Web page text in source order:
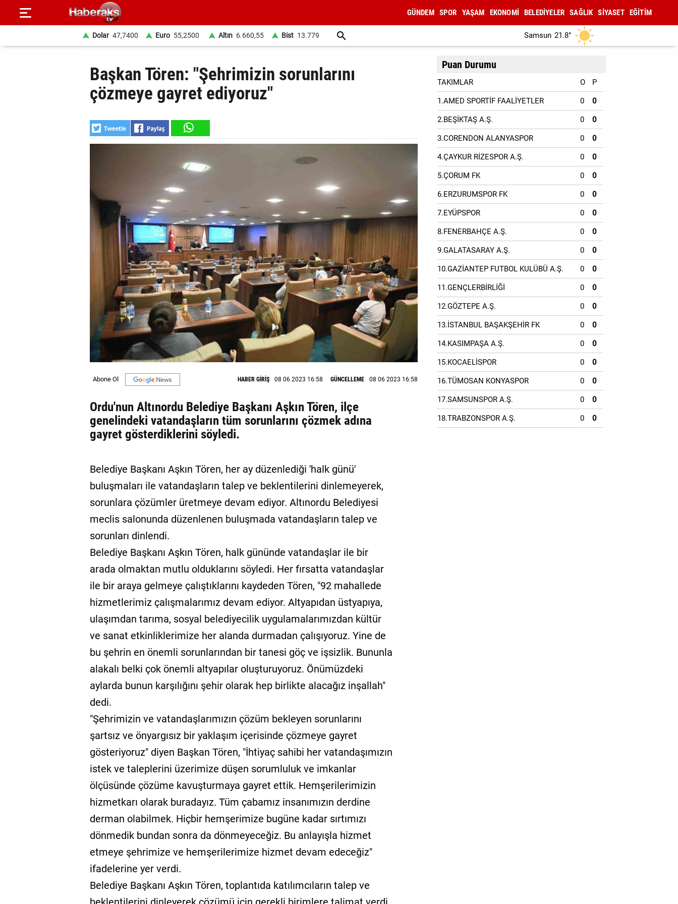
GÜNDEM SPOR YAŞAM EKONOMİ BELEDİYELER SAĞLIK SİYASET EĞİTİM
Dolar 47,7400 Euro 55,2500 Altın 6.660,55 Bist 13.779 Samsun 21.8°
Başkan Tören: "Şehrimizin sorunlarını
çözmeye gayret ediyoruz"
HABER GİRİŞ 08 06 2023 16:58 GÜNCELLEME 08 06 2023 16:58
Ordu'nun Altınordu Belediye Başkanı Aşkın Tören, ilçe
genelindeki vatandaşların tüm sorunlarını çözmek adına
gayret gösterdiklerini söyledi.
Belediye Başkanı Aşkın Tören, her ay düzenlediği 'halk günü'
buluşmaları ile vatandaşların talep ve beklentilerini dinlemeyerek,
sorunlara çözümler üretmeye devam ediyor. Altınordu Belediyesi
meclis salonunda düzenlenen buluşmada vatandaşların talep ve
sorunları dinlendi.
Belediye Başkanı Aşkın Tören, halk gününde vatandaşlar ile bir
arada olmaktan mutlu olduklarını söyledi. Her fırsatta vatandaşlar
ile bir araya gelmeye çalıştıklarını kaydeden Tören, "92 mahallede
hizmetlerimiz çalışmalarımız devam ediyor. Altyapıdan üstyapıya,
ulaşımdan tarıma, sosyal belediyecilik uygulamalarımızdan kültür
ve sanat etkinliklerimize her alanda durmadan çalışıyoruz. Yine de
bu şehrin en önemli sorunlarından bir tanesi göç ve işsizlik. Bununla
alakalı belki çok önemli altyapılar oluşturuyoruz. Önümüzdeki
aylarda bunun karşılığını şehir olarak hep birlikte alacağız inşallah"
dedi.
"Şehrimizin ve vatandaşlarımızın çözüm bekleyen sorunlarını
şartsız ve önyargısız bir yaklaşım içerisinde çözmeye gayret
gösteriyoruz" diyen Başkan Tören, "İhtiyaç sahibi her vatandaşımızın
istek ve taleplerini üzerimize düşen sorumluluk ve imkanlar
ölçüsünde çözüme kavuşturmaya gayret ettik. Hemşerilerimizin
hizmetkarı olarak buradayız. Tüm çabamız insanımızın derdine
derman olabilmek. Hiçbir hemşerimize bugüne kadar sırtımızı
dönmedik bundan sonra da dönmeyeceğiz. Bu anlayışla hizmet
etmeye şehrimize ve hemşerilerimize hizmet devam edeceğiz"
ifadelerine yer verdi.
Belediye Başkanı Aşkın Tören, toplantıda katılımcıların talep ve
Puan Durumu
TAKIMLAR O P
1.AMED SPORTİF FAALİYETLER 0 0
2.BEŞİKTAŞ A.Ş. 0 0
3.CORENDON ALANYASPOR 0 0
4.ÇAYKUR RİZESPOR A.Ş. 0 0
5.ÇORUM FK 0 0
6.ERZURUMSPOR FK 0 0
7.EYÜPSPOR 0 0
8.FENERBAHÇE A.Ş. 0 0
9.GALATASARAY A.Ş. 0 0
10.GAZİANTEP FUTBOL KULÜBÜ A.Ş. 0 0
11.GENÇLERBİRLİĞİ 0 0
12.GÖZTEPE A.Ş. 0 0
13.İSTANBUL BAŞAKŞEHİR FK 0 0
14.KASIMPAŞA A.Ş. 0 0
15.KOCAELİSPOR 0 0
16.TÜMOSAN KONYASPOR 0 0
17.SAMSUNSPOR A.Ş. 0 0
18.TRABZONSPOR A.Ş. 0 0